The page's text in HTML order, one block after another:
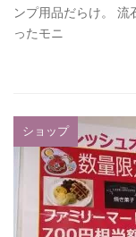
ンプ用品だらけ。 流
ったモニ
ショップ